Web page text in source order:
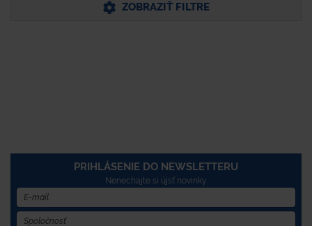
ZOBRAZIŤ FILTRE
PRIHLÁSENIE DO NEWSLETTERU
Nenechajte si újsť novinky